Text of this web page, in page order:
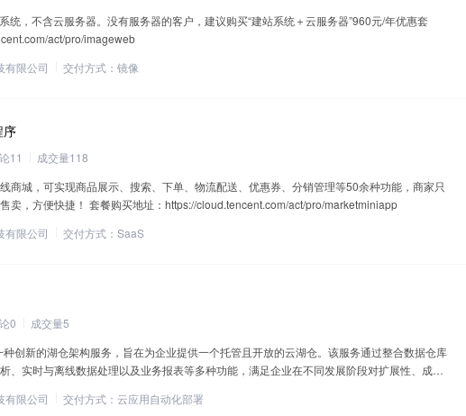
统，不含云服务器。没有服务器的客户，建议购买“建站系统＋云服务器”960元/年优惠套
act/pro/imageweb
有限公司
交付方式： 镜像
序
11 成交量118
商城，可实现商品展示、搜索、下单、物流配送、优惠券、分销管理等50余种功能，商家只
卖，方便快捷！ 套餐购买地址：https://cloud.tencent.com/act/pro/marketminiapp
有限公司
交付方式： SaaS
0 成交量5
创新的湖仓架构服务，旨在为企业提供一个托管且开放的云湖仓。该服务通过整合数据仓库
、实时与离线数据处理以及业务报表等多种功能，满足企业在不同发展阶段对扩展性、成本
有限公司 交付方式： 云应用自动化部署